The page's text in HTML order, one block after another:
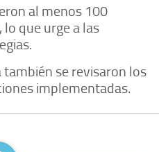
al menos 100
que urge a las
se revisaron los
implementadas.